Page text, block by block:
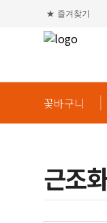
★ 즐겨찾기
꽃바구니
근조